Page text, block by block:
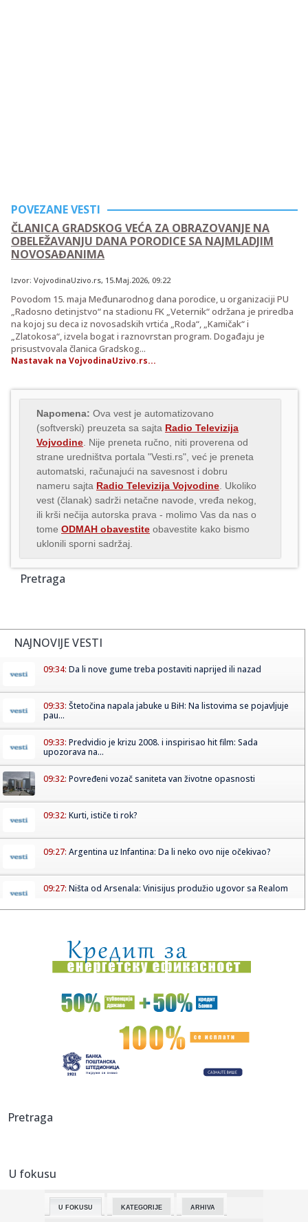
POVEZANE VESTI
ČLANICA GRADSKOG VEĆA ZA OBRAZOVANJE NA
OBELEŽAVANJU DANA PORODICE SA NAJMLADJIM
NOVOSAĐANIMA
Izvor: VojvodinaUzivo.rs, 15.Maj.2026, 09:22
Povodom 15. maja Međunarodnog dana porodice, u organizaciji PU
„Radosno detinjstvo“ na stadionu FK „Veternik“ održana je priredba
na kojoj su deca iz novosadskih vrtića „Roda“, „Kamičak“ i
„Zlatokosa“, izvela bogat i raznovrstan program. Događaju je
prisustvovala članica Gradskog...
Nastavak na VojvodinaUzivo.rs...
Napomena: Ova vest je automatizovano
(softverski) preuzeta sa sajta Radio Televizija
Vojvodine . Nije preneta ručno, niti proverena od
strane uredništva portala "Vesti.rs", već je preneta
automatski, računajući na savesnost i dobru
nameru sajta Radio Televizija Vojvodine . Ukoliko
vest (članak) sadrži netačne navode, vređa nekog,
ili krši nečija autorska prava - molimo Vas da nas o
tome ODMAH obavestite obavestite kako bismo
uklonili sporni sadržaj.
Pretraga
NAJNOVIJE VESTI
09:34: Da li nove gume treba postaviti naprijed ili nazad
09:33: Štetočina napala jabuke u BiH: Na listovima se pojavljuje
pau...
09:33: Predvidio je krizu 2008. i inspirisao hit film: Sada
upozorava na...
09:32: Povređeni vozač saniteta van životne opasnosti
09:32: Kurti, ističe ti rok?
09:27: Argentina uz Infantina: Da li neko ovo nije očekivao?
09:27: Ništa od Arsenala: Vinisijus produžio ugovor sa Realom
09:25:"Interesantno – baš Đoković predlaže da se skrate mečevi"
09:25:Špansko čudo ponovo "uzelo meru" Muzetiju VIDEO
BIRODI: Vučićeva najava potvrđuje potrebu za razdvajanjem
09:24:Filipine pogodio zemljotres jačine 5,8 stepeni
sa biv...
09:21:
09:20: SRCE Vranje: Sport u istorijskoj krizi
Pretraga
U fokusu
U FOKUSU KATEGORIJE ARHIVA